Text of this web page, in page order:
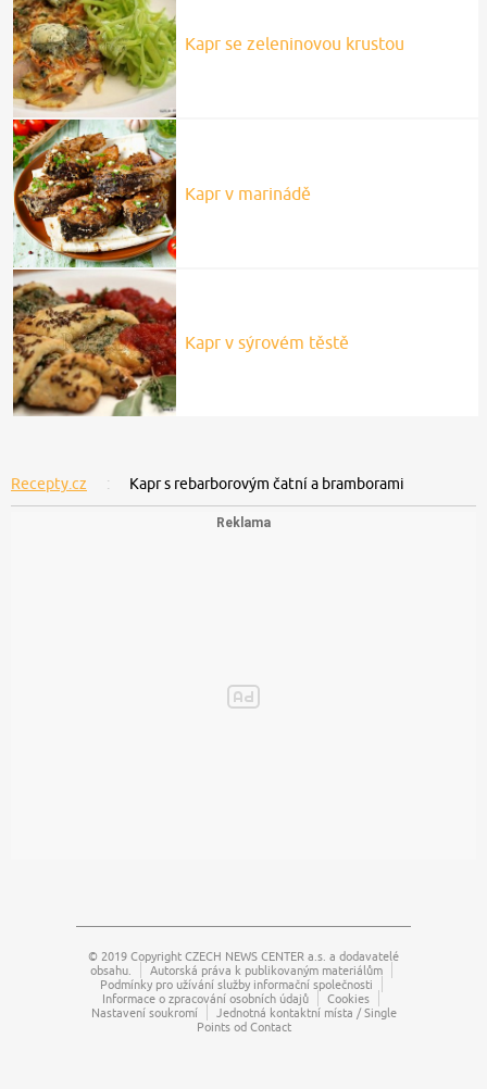
Kapr se zeleninovou krustou
Kapr v marinádě
Kapr v sýrovém těstě
Recepty.cz Kapr s rebarborovým čatní a bramborami
© 2019 Copyright CZECH NEWS CENTER a.s. a dodavatelé
obsahu.
Autorská práva k publikovaným materiálům
Podmínky pro užívání služby informační společnosti
Informace o zpracování osobních údajů
Cookies
Nastavení soukromí
Jednotná kontaktní místa / Single
Points od Contact